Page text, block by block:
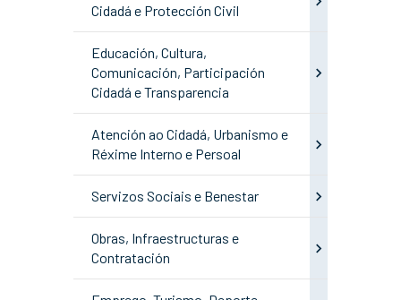
Cidadá e Protección Civil
Educación, Cultura,
Comunicación, Participación
Cidadá e Transparencia
Atención ao Cidadá, Urbanismo e
Réxime Interno e Persoal
Servizos Sociais e Benestar
Obras, Infraestructuras e
Contratación